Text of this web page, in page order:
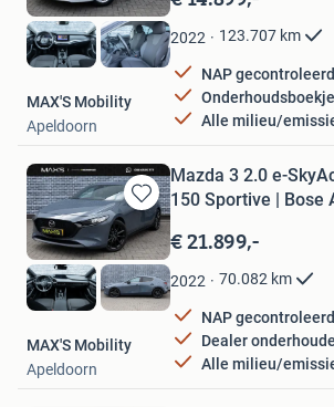
Mijn
Favorieten
2022 123.707 km
NAP gecontroleerd
Onderhoudsboekje
Alle milieu/
MAX'S Mobility
Apeldoorn
Bewaren
in
Mijn
Favorieten
Mazda 3 2.0 e-
150 Sportive | Bose
€ 21.899,-
2022 70.082 km
NAP gecontroleerd
Dealer
Alle milieu/
MAX'S Mobility
Apeldoorn